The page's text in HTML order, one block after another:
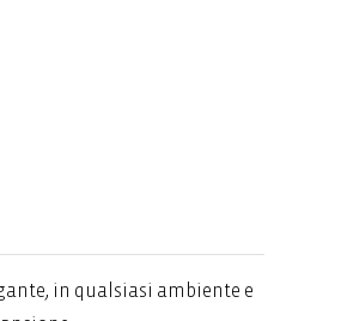
in qualsiasi ambiente e